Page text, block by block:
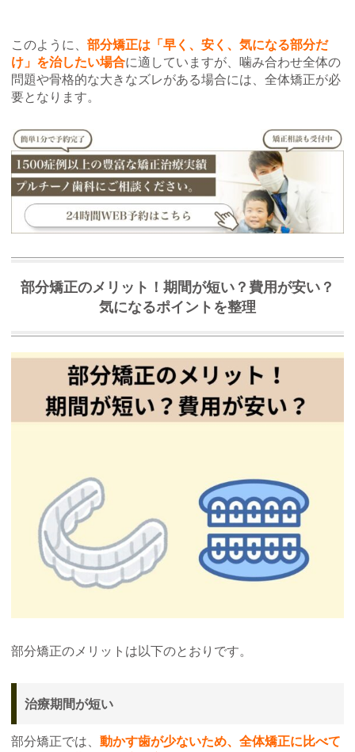
このように、 部分矯正は「早く、安く、気になる部分だ
け」を治したい場合に適していますが、噛み合わせ全体の
問題や骨格的な大きなズレがある場合には、全体矯正が必
要となります。
部分矯正のメリット！期間が短い？費用が安い？
気になるポイントを整理
部分矯正のメリットは以下のとおりです。
治療期間が短い
部分矯正では、 動かす歯が少ないため、全体矯正に比べて